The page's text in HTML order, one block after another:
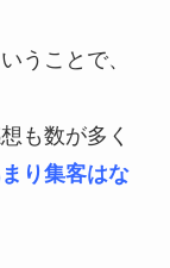
うことで、
も数が多く
り集客はな